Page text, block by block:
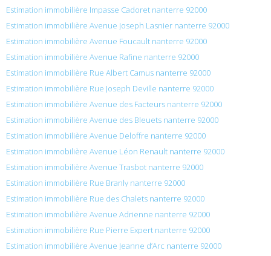
Estimation immobilière Impasse Cadoret nanterre 92000
Estimation immobilière Avenue Joseph Lasnier nanterre 92000
Estimation immobilière Avenue Foucault nanterre 92000
Estimation immobilière Avenue Rafine nanterre 92000
Estimation immobilière Rue Albert Camus nanterre 92000
Estimation immobilière Rue Joseph Deville nanterre 92000
Estimation immobilière Avenue des Facteurs nanterre 92000
Estimation immobilière Avenue des Bleuets nanterre 92000
Estimation immobilière Avenue Deloffre nanterre 92000
Estimation immobilière Avenue Léon Renault nanterre 92000
Estimation immobilière Avenue Trasbot nanterre 92000
Estimation immobilière Rue Branly nanterre 92000
Estimation immobilière Rue des Chalets nanterre 92000
Estimation immobilière Avenue Adrienne nanterre 92000
Estimation immobilière Rue Pierre Expert nanterre 92000
Estimation immobilière Avenue Jeanne d’Arc nanterre 92000